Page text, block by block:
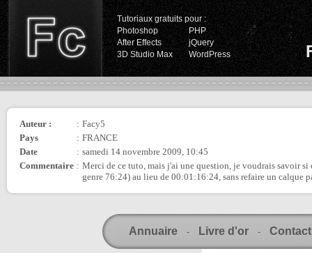
Tutoriaux gratuits pour :
Photoshop
PHP
After Effects
jQuery
3D Studio Max
WordPress
Auteur : : Facy5
Pays
: FRANCE
Date
: samedi 14 novembre 2009, 10:45
Commentaire : Merci de ce tuto, mais j'ai une question, je voudrais savoir
genre 76:24) au lieu de 00:01:16:24, sans refaire un calque
Annuaire - Livre d'or - Contact